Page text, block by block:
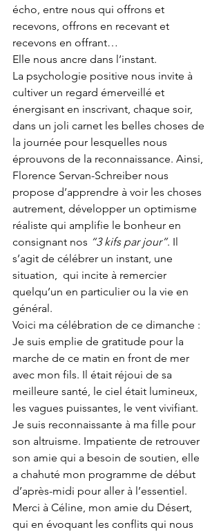
écho, entre nous qui offrons et
recevons, offrons en recevant et
recevons en offrant…
Elle nous ancre dans l’instant.
La psychologie positive nous invite à
cultiver un regard émerveillé et
énergisant en inscrivant, chaque soir,
dans un joli carnet les belles choses de
la journée pour lesquelles nous
éprouvons de la reconnaissance. Ainsi,
Florence Servan-Schreiber nous
propose d’apprendre à voir les choses
autrement, développer un optimisme
réaliste qui amplifie le bonheur en
consignant nos “3 kifs par jour”. Il
s’agit de célébrer un instant, une
situation,  qui incite à remercier
quelqu’un en particulier ou la vie en
général.
Voici ma célébration de ce dimanche :
Je suis emplie de gratitude pour la
marche de ce matin en front de mer
avec mon fils. Il était réjoui de sa
meilleure santé, le ciel était lumineux,
les vagues puissantes, le vent vivifiant.
Je suis reconnaissante à ma fille pour
son altruisme. Impatiente de retrouver
son amie qui a besoin de soutien, elle
a chahuté mon programme de début
d’après-midi pour aller à l’essentiel.
Merci à Céline, mon amie du Désert,
qui en évoquant les conflits qui nous